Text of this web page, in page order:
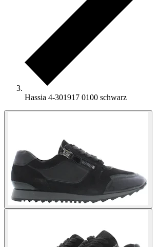
Hassia 4-301917 0100 schwarz